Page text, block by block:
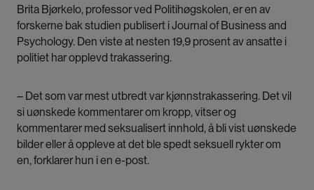
Brita Bjørkelo, professor ved Politihøgskolen, er en av
forskerne bak studien publisert iJournal of Business and
Psychology. Den viste at nesten 19,9 prosent av ansatte i
politiet har opplevd trakassering.
– Det som var mest utbredt var kjønnstrakassering. Det vil
si uønskede kommentarer om kropp, vitser og
kommentarer med seksualisert innhold, å bli vist uønskede
bilder eller å oppleve at det ble spedt seksuell rykter om
en, forklarer hun i en e-post.